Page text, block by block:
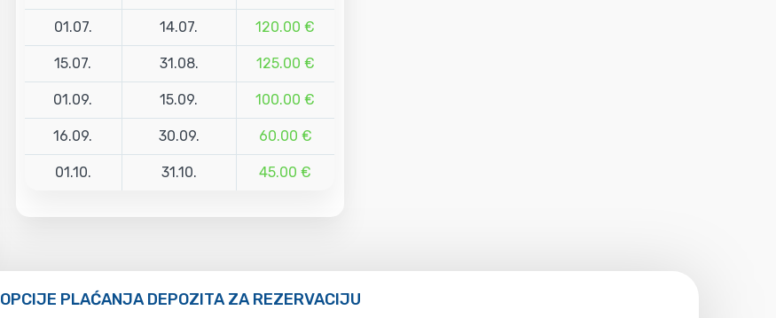
01.07. 14.07. 120.00 €
15.07. 31.08. 125.00 €
01.09. 15.09. 100.00 €
16.09. 30.09. 60.00 €
01.10. 31.10. 45.00 €
OPCIJE PLAĆANJA DEPOZITA ZA REZERVACIJU